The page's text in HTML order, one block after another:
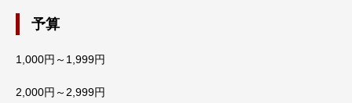
予算
1,000円～1,999円
2,000円～2,999円